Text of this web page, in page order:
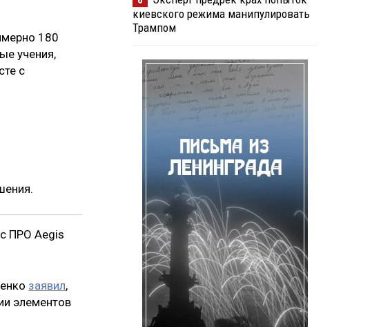
180
учения,
с
ПРО Aegis
заявил,
элементов
киевского режима манипулировать
Трампом